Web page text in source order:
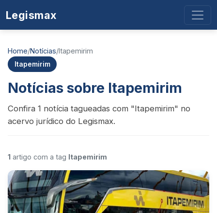
Legismax
Home/Notícias/Itapemirim
Itapemirim
Notícias sobre Itapemirim
Confira 1 notícia tagueadas com "Itapemirim" no
acervo jurídico do Legismax.
1 artigo com a tag Itapemirim